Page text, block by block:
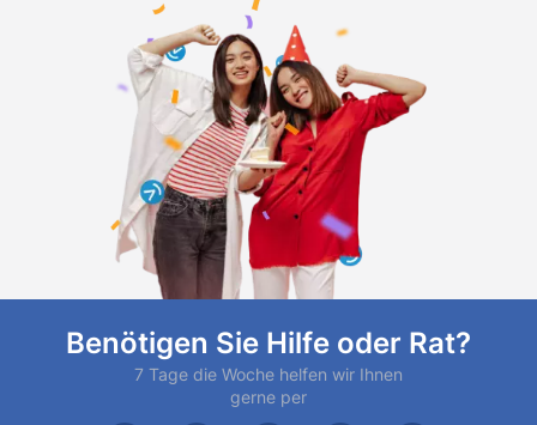
Benötigen Sie Hilfe oder Rat?
7 Tage die Woche helfen wir Ihnen
gerne per